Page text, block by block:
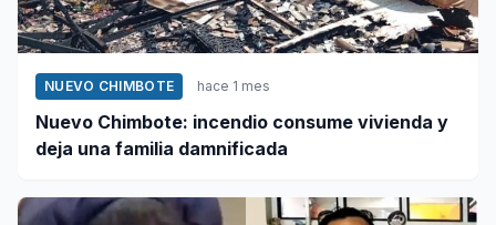
NUEVO CHIMBOTE hace 1 mes
Nuevo Chimbote: incendio consume vivienda y
deja una familia damnificada